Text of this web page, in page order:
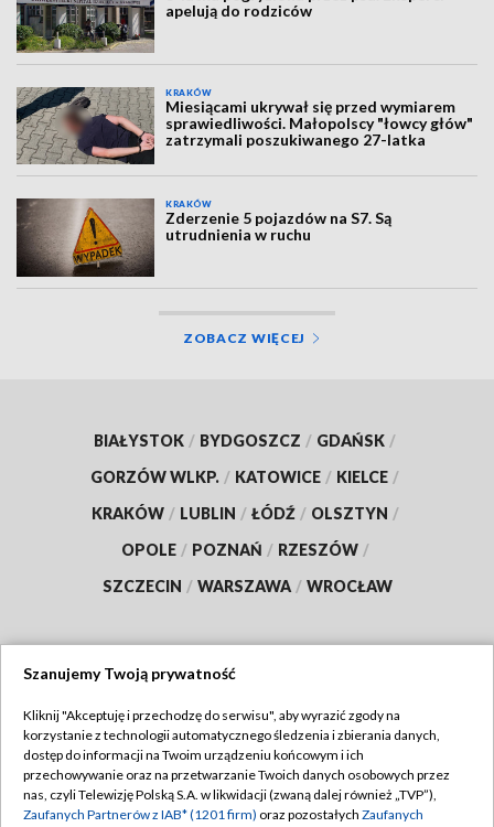
apelują do rodziców
KRAKÓW
Miesiącami ukrywał się przed wymiarem
sprawiedliwości. Małopolscy "łowcy głów"
zatrzymali poszukiwanego 27-latka
KRAKÓW
Zderzenie 5 pojazdów na S7. Są
utrudnienia w ruchu
ZOBACZ WIĘCEJ
BIAŁYSTOK / BYDGOSZCZ / GDAŃSK /
GORZÓW WLKP. / KATOWICE / KIELCE /
KRAKÓW / LUBLIN / ŁÓDŹ / OLSZTYN /
OPOLE / POZNAŃ / RZESZÓW /
SZCZECIN / WARSZAWA / WROCŁAW
TVP
Abonament TVP
Emisja w TVP
Regulamin TVP
Polityka prywatności
Szanujemy Twoją prywatność
Kliknij "Akceptuję i przechodzę do serwisu", aby wyrazić zgody na
korzystanie z technologii automatycznego śledzenia i zbierania danych,
dostęp do informacji na Twoim urządzeniu końcowym i ich
przechowywanie oraz na przetwarzanie Twoich danych osobowych przez
nas, czyli Telewizję Polską S.A. w likwidacji (zwaną dalej również „TVP”),
Zaufanych Partnerów z IAB* (1201 firm) oraz pozostałych Zaufanych